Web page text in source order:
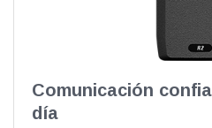
Comunicación
día